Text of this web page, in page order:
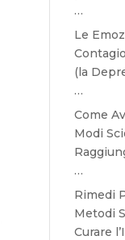
…
Le
(la
…
Come
Modi
…
Rimedi
Metodi
Curare